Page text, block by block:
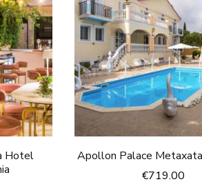
Hotel
Apollon Palace
€719.00